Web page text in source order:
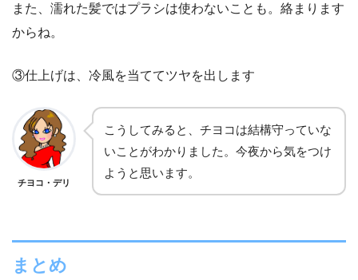
また、濡れた髪ではプラシは使わないことも。絡まります
からね。
③仕上げは、冷風を当ててツヤを出します
チヨコ・デリ
こうしてみると、チヨコは結構守っていな
いことがわかりました。今夜から気をつけ
ようと思います。
まとめ